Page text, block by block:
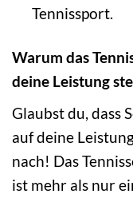
Tennissport.
Warum das
deine Leistung
Glaubst du, dass
auf deine
nach! Das
ist mehr als nur